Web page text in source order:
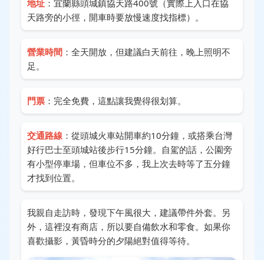
地址 ：宜蘭縣頭城鎮協天路400號（實際上入口在協
天路旁的小徑，開車時要放慢速度找指標）。
營業時間 ：全天開放，但建議白天前往，晚上照明不
足。
門票 ：完全免費，這點讓我覺得很划算。
交通路線 ：從頭城火車站開車約10分鐘，或搭乘台灣
好行巴士至頭城站後步行15分鐘。自駕的話，公園旁
有小型停車場，但車位不多，我上次去時等了五分鐘
才找到位置。
我親自走訪時，發現下午風很大，建議帶件外套。另
外，這裡沒有商店，所以要自備飲水和零食。如果你
喜歡攝影，黃昏時分的夕陽絕對值得等待。